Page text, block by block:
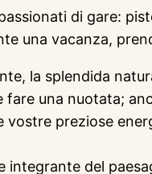
di gare:
una vacanza,
la splendida
una nuotata;
vostre preziose
del